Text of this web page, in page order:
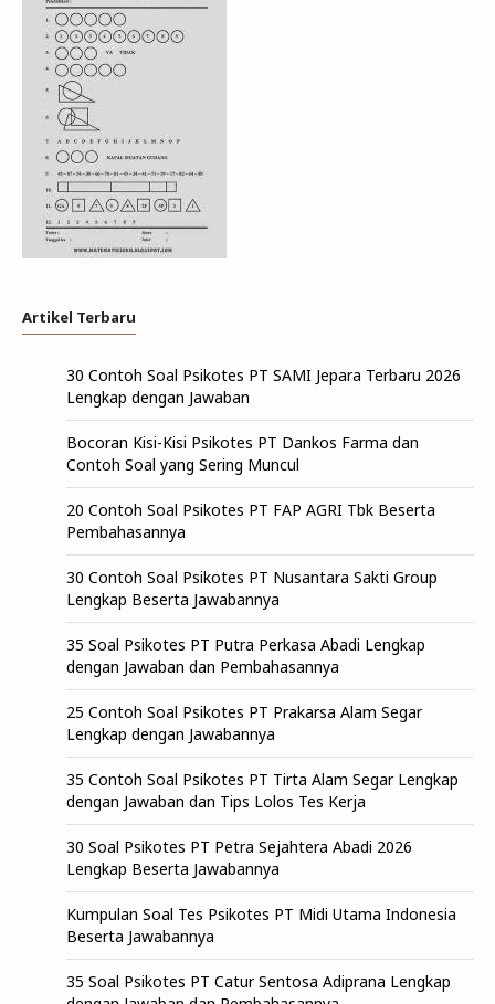
Artikel Terbaru
30 Contoh Soal Psikotes PT SAMI Jepara Terbaru 2026
Lengkap dengan Jawaban
Bocoran Kisi-Kisi Psikotes PT Dankos Farma dan
Contoh Soal yang Sering Muncul
20 Contoh Soal Psikotes PT FAP AGRI Tbk Beserta
Pembahasannya
30 Contoh Soal Psikotes PT Nusantara Sakti Group
Lengkap Beserta Jawabannya
35 Soal Psikotes PT Putra Perkasa Abadi Lengkap
dengan Jawaban dan Pembahasannya
25 Contoh Soal Psikotes PT Prakarsa Alam Segar
Lengkap dengan Jawabannya
35 Contoh Soal Psikotes PT Tirta Alam Segar Lengkap
dengan Jawaban dan Tips Lolos Tes Kerja
30 Soal Psikotes PT Petra Sejahtera Abadi 2026
Lengkap Beserta Jawabannya
Kumpulan Soal Tes Psikotes PT Midi Utama Indonesia
Beserta Jawabannya
35 Soal Psikotes PT Catur Sentosa Adiprana Lengkap